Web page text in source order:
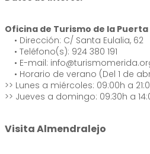
Oficina de Turismo de la Puerta
• Dirección: C/ Santa Eulalia, 62
• Teléfono(s): 924 380 191
• E-mail:
• Horario de verano (Del 1 de
>> Lunes a miércoles: 09:00h a
>> Jueves a domingo: 09:30h a
Visita Almendralejo